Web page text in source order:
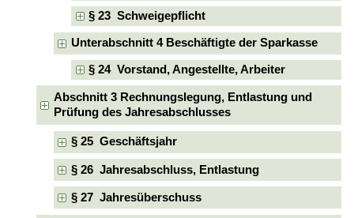
§ 23 Schweigepflicht
Unterabschnitt 4 Beschäftigte der Sparkasse
§ 24 Vorstand, Angestellte, Arbeiter
Abschnitt 3 Rechnungslegung, Entlastung und
Prüfung des Jahresabschlusses
§ 25 Geschäftsjahr
§ 26 Jahresabschluss, Entlastung
§ 27 Jahresüberschuss